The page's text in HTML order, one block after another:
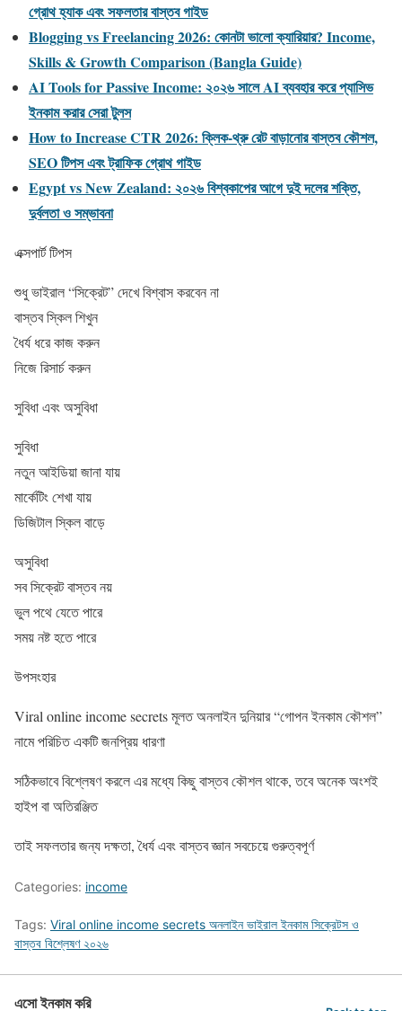
গ্রোথ হ্যাক এবং সফলতার বাস্তব গাইড
Blogging vs Freelancing 2026: কোনটা ভালো ক্যারিয়ার? Income,
Skills & Growth Comparison (Bangla Guide)
AI Tools for Passive Income: ২০২৬ সালে AI ব্যবহার করে প্যাসিভ
ইনকাম করার সেরা টুলস
How to Increase CTR 2026: ক্লিক-থ্রু রেট বাড়ানোর বাস্তব কৌশল,
SEO টিপস এবং ট্রাফিক গ্রোথ গাইড
Egypt vs New Zealand: ২০২৬ বিশ্বকাপের আগে দুই দলের শক্তি,
দুর্বলতা ও সম্ভাবনা
এক্সপার্ট টিপস
শুধু ভাইরাল “সিক্রেট” দেখে বিশ্বাস করবেন না
বাস্তব স্কিল শিখুন
ধৈর্য ধরে কাজ করুন
নিজে রিসার্চ করুন
সুবিধা এবং অসুবিধা
সুবিধা
নতুন আইডিয়া জানা যায়
মার্কেটিং শেখা যায়
ডিজিটাল স্কিল বাড়ে
অসুবিধা
সব সিক্রেট বাস্তব নয়
ভুল পথে যেতে পারে
সময় নষ্ট হতে পারে
উপসংহার
Viral online income secrets মূলত অনলাইন দুনিয়ার “গোপন ইনকাম কৌশল”
নামে পরিচিত একটি জনপ্রিয় ধারণা
সঠিকভাবে বিশ্লেষণ করলে এর মধ্যে কিছু বাস্তব কৌশল থাকে, তবে অনেক অংশই
হাইপ বা অতিরঞ্জিত
তাই সফলতার জন্য দক্ষতা, ধৈর্য এবং বাস্তব জ্ঞান সবচেয়ে গুরুত্বপূর্ণ
Categories: income
Tags: Viral online income secrets অনলাইন ভাইরাল ইনকাম সিক্রেটস ও
বাস্তব বিশ্লেষণ ২০২৬
এসো ইনকাম করি